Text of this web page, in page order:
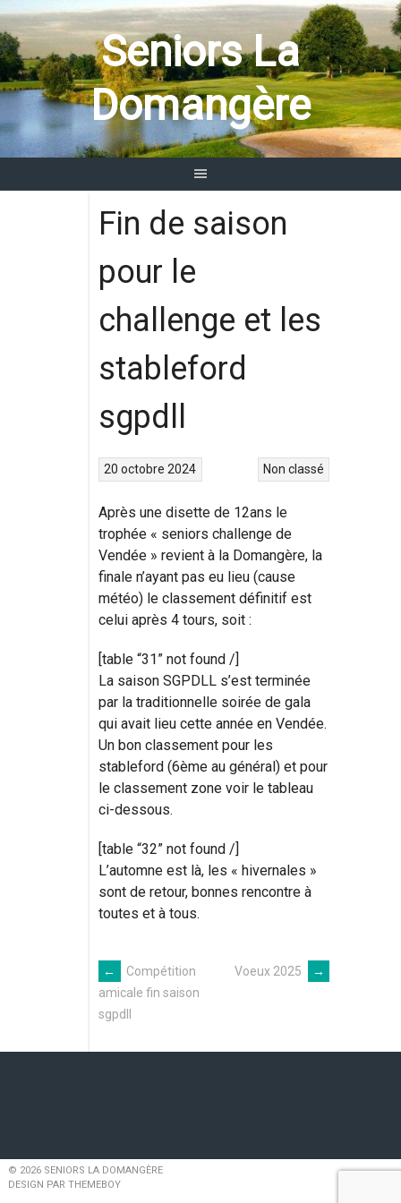
Aller
au
contenu
Seniors La
Domangère
Fin de saison
pour le
challenge et les
stableford
sgpdll
Non classé
20 octobre 2024
Après une disette de 12ans le
trophée « seniors challenge de
Vendée » revient à la Domangère, la
finale n’ayant pas eu lieu (cause
météo) le classement définitif est
celui après 4 tours, soit :
[table “31” not found /]
La saison SGPDLL s’est terminée
par la traditionnelle soirée de gala
qui avait lieu cette année en Vendée.
Un bon classement pour les
stableford (6ème au général) et pour
le classement zone voir le tableau
ci-dessous.
[table “32” not found /]
L’automne est là, les « hivernales »
sont de retour, bonnes rencontre à
toutes et à tous.
Navigation
des
←
Compétition
amicale fin saison
sgpdll
Voeux 2025 →
© 2026 SENIORS LA DOMANGÈRE
DESIGN PAR THEMEBOY